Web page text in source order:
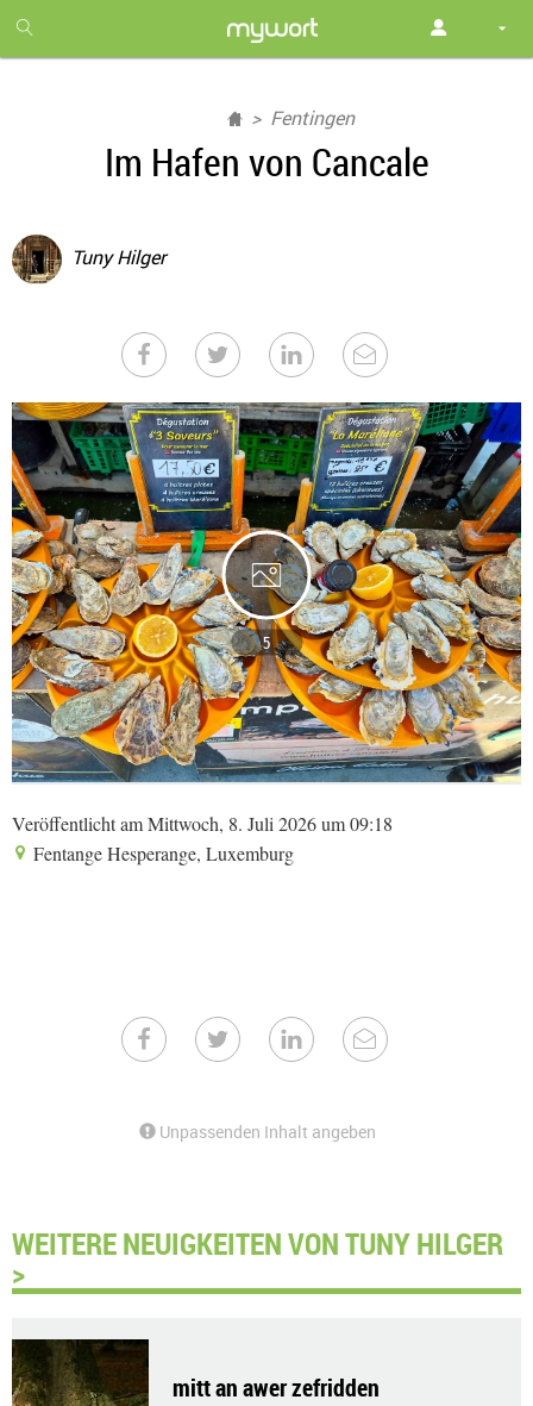
month
free
Fentingen
Im Hafen von Cancale
Tuny Hilger
5
Veröffentlicht am Mittwoch, 8. Juli 2026 um 09:18
Fentange Hesperange, Luxemburg
Unpassenden Inhalt angeben
WEITERE NEUIGKEITEN VON TUNY HILGER
>
mitt an awer zefridden